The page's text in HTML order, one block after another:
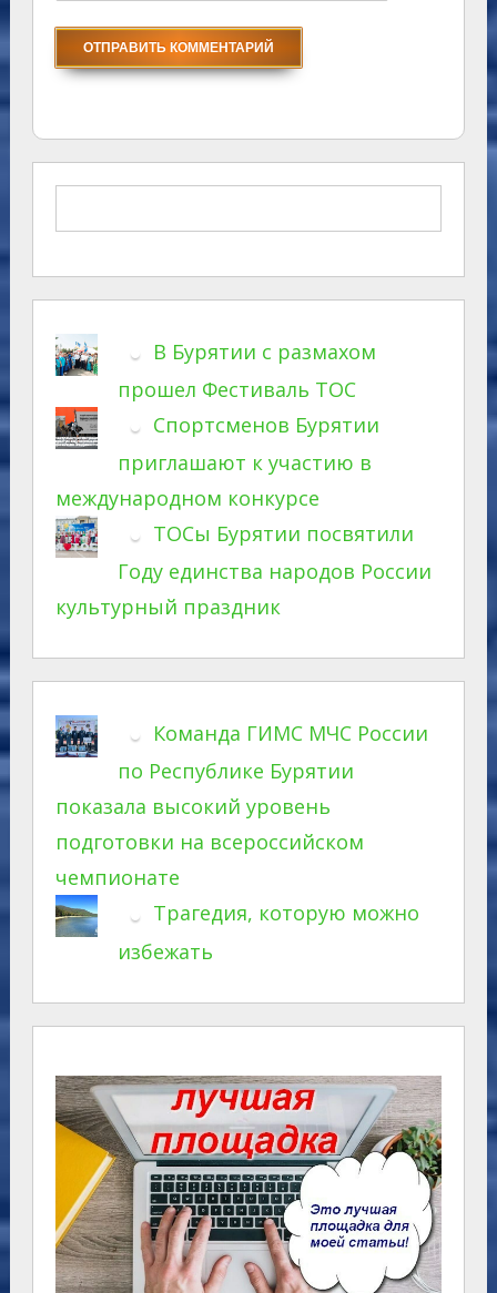
В Бурятии с размахом
прошел Фестиваль ТОС
Спортсменов Бурятии
приглашают к участию в
международном конкурсе
ТОСы Бурятии посвятили
Году единства народов России
культурный праздник
Команда ГИМС МЧС России
по Республике Бурятии
показала высокий уровень
подготовки на всероссийском
чемпионате
Трагедия, которую можно
избежать